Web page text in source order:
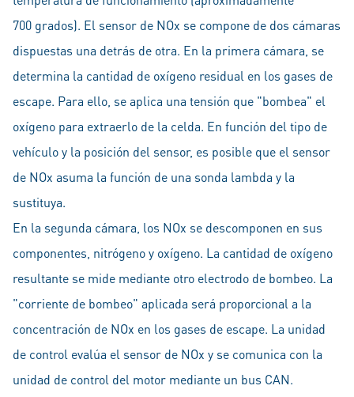
700 grados). El sensor de NOx se compone de dos cámaras
dispuestas una detrás de otra. En la primera cámara, se
determina la cantidad de oxígeno residual en los gases de
escape. Para ello, se aplica una tensión que "bombea" el
oxígeno para extraerlo de la celda. En función del tipo de
vehículo y la posición del sensor, es posible que el sensor
de NOx asuma la función de una sonda lambda y la
sustituya.
En la segunda cámara, los NOx se descomponen en sus
componentes, nitrógeno y oxígeno. La cantidad de oxígeno
resultante se mide mediante otro electrodo de bombeo. La
"corriente de bombeo" aplicada será proporcional a la
concentración de NOx en los gases de escape. La unidad
de control evalúa el sensor de NOx y se comunica con la
unidad de control del motor mediante un bus CAN.